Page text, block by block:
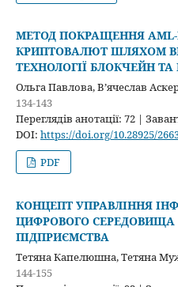
МЕТОД ПОКРАЩЕННЯ AML-
КРИПТОВАЛЮТ ШЛЯХОМ
ТЕХНОЛОГІЇ БЛОКЧЕЙН
Ольга Павлова, В’ячеслав
134-143
Переглядів анотації: 72 |
DOI: https://doi.org/10.28925/
PDF
КОНЦЕПТ УПРАВЛІННЯ
ЦИФРОВОГО СЕРЕДОВИЩА
ПІДПРИЄМСТВА
Тетяна Капелюшна, Тетяна
144-155